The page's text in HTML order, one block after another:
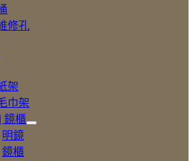
修孔
架
巾架
鏡櫃
明鏡
鏡櫃